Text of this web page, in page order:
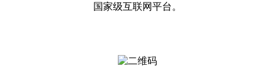
国家级互联网平台。